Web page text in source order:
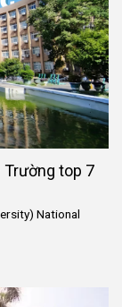
Trường top 7
National